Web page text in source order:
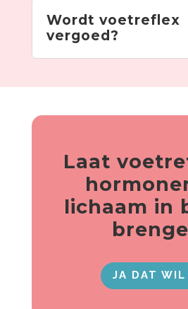
Wordt voetreflex
vergoed?
Laat
lichaam in
JA DAT WIL